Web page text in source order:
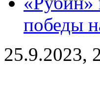
победы
25.9.2023,